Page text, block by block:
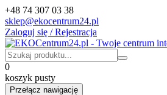
+48 74 307 03 38
sklep@ekocentrum24.pl
Zaloguj się / Rejestracja
0
koszyk pusty
Przełącz nawigację